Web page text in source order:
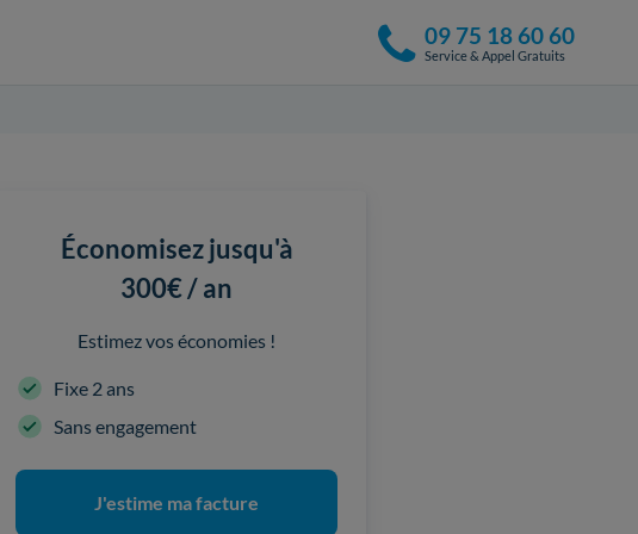
09 75 18 60 60
Service & Appel Gratuits
Économisez jusqu'à
300€ / an
Estimez vos économies !
Fixe 2 ans
Sans engagement
J'estime ma facture